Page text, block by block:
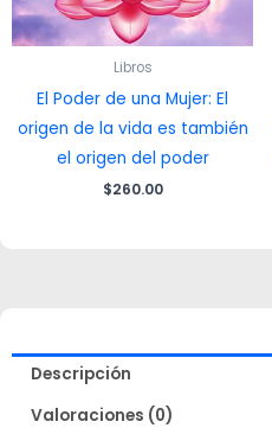
Libros
El Poder de una Mujer: El
origen de la vida es también
el origen del poder
$260.00
Descripción
Valoraciones (0)